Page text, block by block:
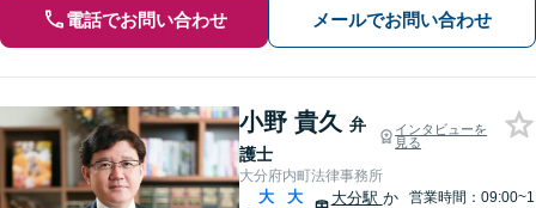
電話でお問い合わせ メールでお問い合わせ
小野 貴久 弁
護士
インタビューを
見る
大分府内町法律事務所
大
大
大分駅 か
営業時間：09:00~1